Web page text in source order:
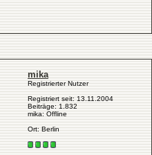
mika
Registrierter Nutzer
Registriert seit: 13.11.2004
Beiträge: 1.832
mika: Offline
Ort: Berlin